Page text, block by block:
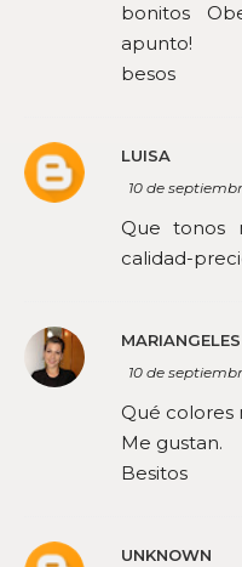
bonitos
apunto!
besos
LUISA
10 de
Que tonos
calidad-
10 de
Qué colores
Me gustan.
Besitos
UNKNOWN